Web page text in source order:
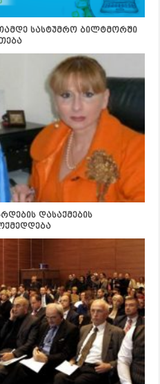
სასტუმრო ბილტმორში
დასაქმების